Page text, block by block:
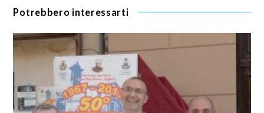
Potrebbero interessarti